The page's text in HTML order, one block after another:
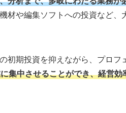
高いプラットフォームとして、